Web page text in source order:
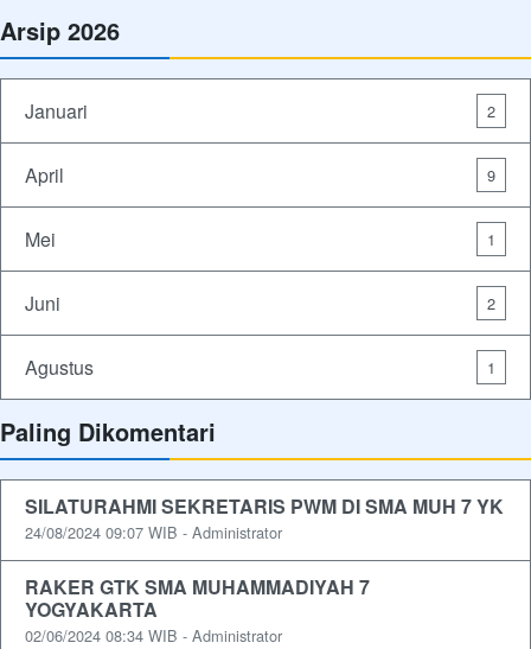
Arsip 2026
Januari 2
April 9
Mei 1
Juni 2
Agustus 1
Paling Dikomentari
SILATURAHMI SEKRETARIS PWM DI SMA MUH 7 YK
24/08/2024 09:07 WIB - Administrator
RAKER GTK SMA MUHAMMADIYAH 7
YOGYAKARTA
02/06/2024 08:34 WIB - Administrator